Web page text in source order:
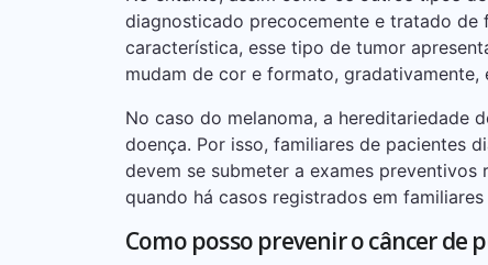
diagnosticado precocemente e tratado de
característica, esse tipo de tumor
mudam de cor e formato, gradativamente,
No caso do melanoma, a hereditariedade
doença. Por isso, familiares de pacientes
devem se submeter a exames
quando há casos registrados em
Como posso prevenir o câncer de